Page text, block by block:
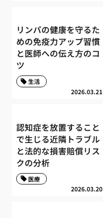
リンパの健康を守るた
めの免疫力アップ習慣
と医師への伝え方のコ
ツ
2026.03.21
生活
認知症を放置すること
で生じる近隣トラブル
と法的な損害賠償リス
クの分析
2026.03.20
医療